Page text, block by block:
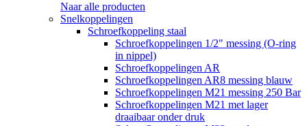
Naar alle producten
Snelkoppelingen
Schroefkoppeling staal
Schroefkoppelingen 1/2" messing (O-ring
in nippel)
Schroefkoppelingen AR
Schroefkoppelingen AR8 messing blauw
Schroefkoppelingen M21 messing 250 Bar
Schroefkoppelingen M21 met lager
draaibaar onder druk